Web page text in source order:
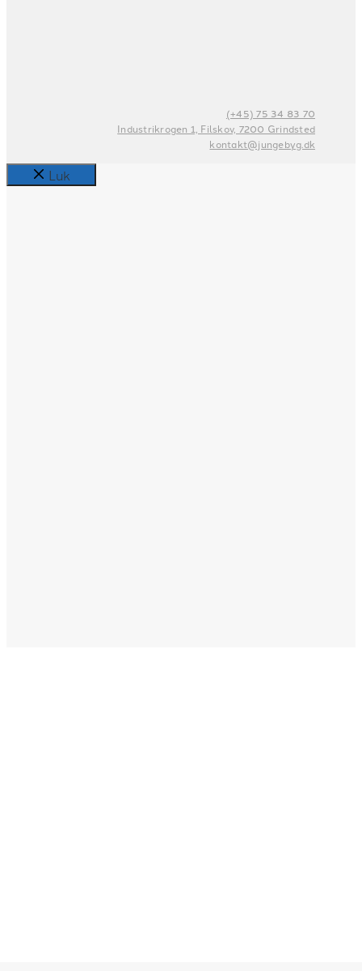
(+45) 75 34 83 70
Industrikrogen 1, Filskov, 7200 Grindsted
kontakt@jungebyg.dk
Luk